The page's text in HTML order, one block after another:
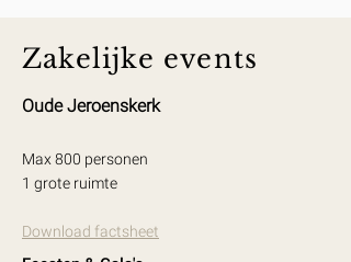
Zakelijke events
Oude Jeroenskerk
Max 800 personen
1 grote ruimte
Download factsheet